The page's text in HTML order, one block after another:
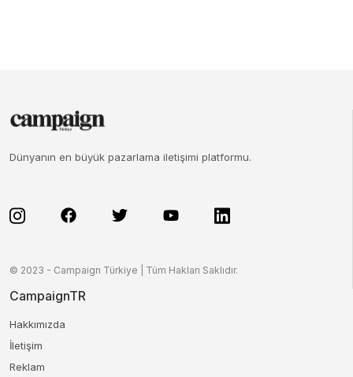
Dünyanın en büyük pazarlama iletişimi platformu.
© 2023 - Campaign Türkiye | Tüm Hakları Saklıdır.
CampaignTR
Hakkımızda
İletişim
Reklam